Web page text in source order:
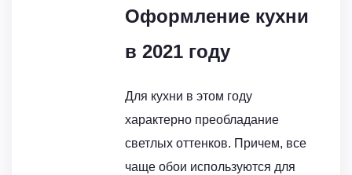
Оформление кухни
в 2021 году
Для кухни в этом году
характерно преобладание
светлых оттенков. Причем, все
чаще обои используются для